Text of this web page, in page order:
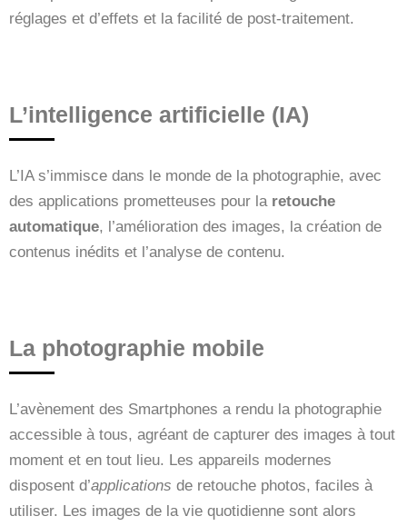
réglages et d’effets et la facilité de post-traitement.
L’intelligence artificielle (IA)
L’IA s’immisce dans le monde de la photographie, avec
des applications prometteuses pour la retouche
automatique, l’amélioration des images, la création de
contenus inédits et l’analyse de contenu.
La photographie mobile
L’avènement des Smartphones a rendu la photographie
accessible à tous, agréant de capturer des images à tout
moment et en tout lieu. Les appareils modernes
disposent d’applications de retouche photos, faciles à
utiliser. Les images de la vie quotidienne sont alors